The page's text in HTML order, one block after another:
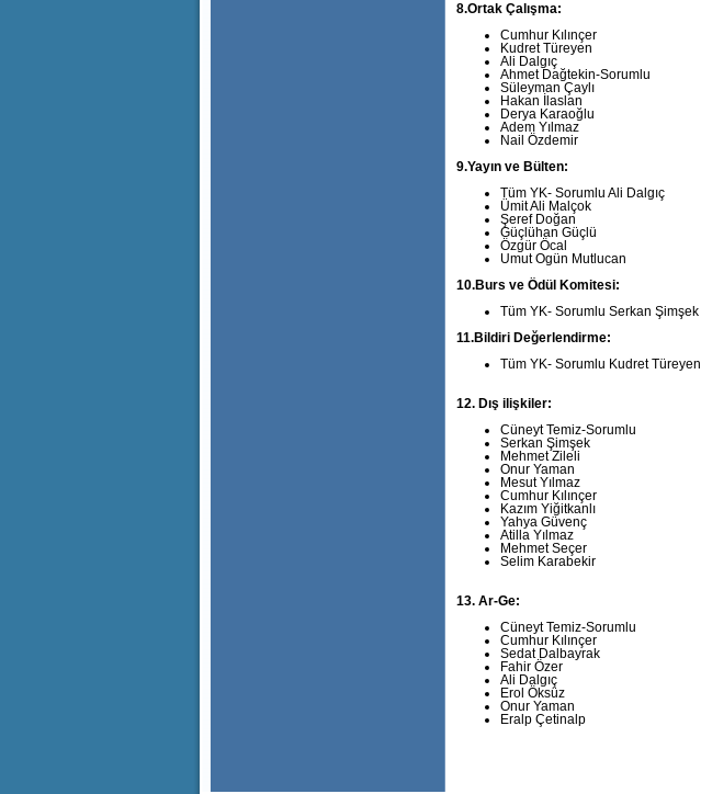
8.Ortak Çalışma:
Cumhur Kılınçer
Kudret Türeyen
Ali Dalgıç
Ahmet Dağtekin-Sorumlu
Süleyman Çaylı
Hakan İlaslan
Derya Karaoğlu
Adem Yılmaz
Nail Özdemir
9.Yayın ve Bülten:
Tüm YK- Sorumlu Ali Dalgıç
Ümit Ali Malçok
Şeref Doğan
Güçlühan Güçlü
Özgür Öcal
Umut Ogün Mutlucan
10.Burs ve Ödül Komitesi:
Tüm YK- Sorumlu Serkan Şimşek
11.Bildiri Değerlendirme:
Tüm YK- Sorumlu Kudret Türeyen
12. Dış ilişkiler:
Cüneyt Temiz-Sorumlu
Serkan Şimşek
Mehmet Zileli
Onur Yaman
Mesut Yılmaz
Cumhur Kılınçer
Kazım Yiğitkanlı
Yahya Güvenç
Atilla Yılmaz
Mehmet Seçer
Selim Karabekir
13. Ar-Ge:
Cüneyt Temiz-Sorumlu
Cumhur Kılınçer
Sedat Dalbayrak
Fahir Özer
Ali Dalgıç
Erol Öksüz
Onur Yaman
Eralp Çetinalp